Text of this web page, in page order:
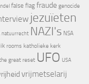
false flag fraude genocide
jezuïeten
natuurrecht NAZI's NSA
rooms katholieke kerk
great reset UFO USA
vrijmetselarij